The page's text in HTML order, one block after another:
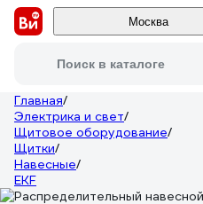
Москва
Поиск в каталоге
Главная/
Электрика и свет/
Щитовое оборудование/
Щитки/
Навесные/
EKF